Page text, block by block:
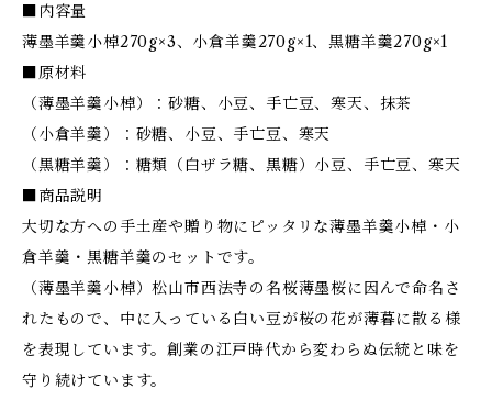
■内容量
薄墨羊羹小棹270g×3、小倉羊羹270g×1、黒糖羊羹270g×1
■原材料
（薄墨羊羹小棹）：砂糖、小豆、手亡豆、寒天、抹茶
（小倉羊羹）：砂糖、小豆、手亡豆、寒天
（黒糖羊羹）：糖類（白ザラ糖、黒糖）小豆、手亡豆、寒天
■商品説明
大切な方への手土産や贈り物にピッタリな薄墨羊羹小棹・小
倉羊羹・黒糖羊羹のセットです。
（薄墨羊羹小棹）松山市西法寺の名桜薄墨桜に因んで命名さ
れたもので、中に入っている白い豆が桜の花が薄暮に散る様
を表現しています。創業の江戸時代から変わらぬ伝統と味を
守り続けています。